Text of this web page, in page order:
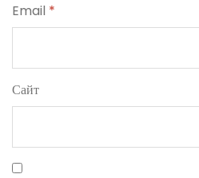
Email *
Сайт